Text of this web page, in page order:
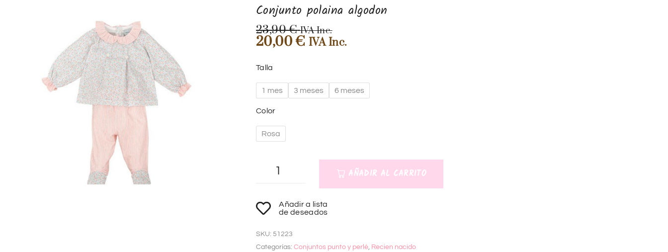
Conjunto polaina algodon
23,90€ IVA Inc.
20,00€ IVA Inc.
Talla
1 mes 3 meses 6 meses
Color
Rosa
AÑADIR AL CARRITO
l
e
Añadir a lista
de deseados
SKU: 51223
Categorías: Conjuntos punto y perlé Recien nacido